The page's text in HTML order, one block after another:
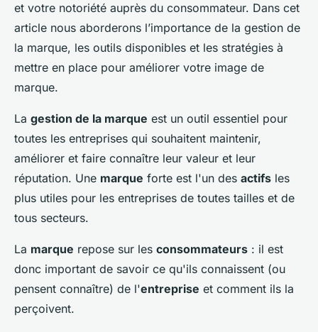
et votre notoriété auprès du consommateur. Dans cet
article nous aborderons l’importance de la gestion de
la marque, les outils disponibles et les stratégies à
mettre en place pour améliorer votre image de
marque.
La gestion de la marque est un outil essentiel pour
toutes les entreprises qui souhaitent maintenir,
améliorer et faire connaître leur valeur et leur
réputation. Une marque forte est l'un des actifs les
plus utiles pour les entreprises de toutes tailles et de
tous secteurs.
La marque repose sur les consommateurs : il est
donc important de savoir ce qu'ils connaissent (ou
pensent connaître) de l'entreprise et comment ils la
perçoivent.